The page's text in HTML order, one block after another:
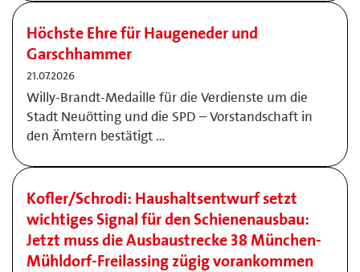
Höchste Ehre für Haugeneder und
Garschhammer
21.07.2026
Willy-Brandt-Medaille für die Verdienste um die
Stadt Neuötting und die SPD – Vorstandschaft in
den Ämtern bestätigt …
Kofler/Schrodi: Haushaltsentwurf setzt
wichtiges Signal für den Schienenausbau:
Jetzt muss die Ausbaustrecke 38 München-
Mühldorf-Freilassing zügig vorankommen